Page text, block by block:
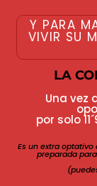
Y PARA
VIVIR SU
LA
Una vez
por solo
Es un extra
preparada